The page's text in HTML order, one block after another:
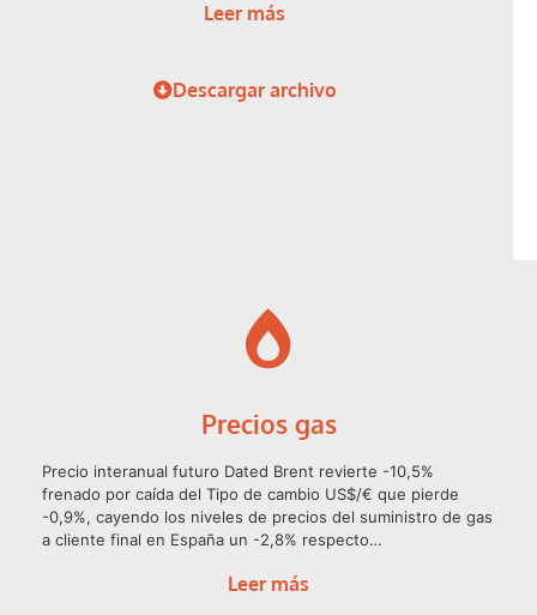
Leer más
Descargar archivo
Precios gas
Precio interanual futuro Dated Brent revierte -10,5%
frenado por caída del Tipo de cambio US$/€ que pierde
-0,9%, cayendo los niveles de precios del suministro de gas
a cliente final en España un -2,8% respecto…
Leer más